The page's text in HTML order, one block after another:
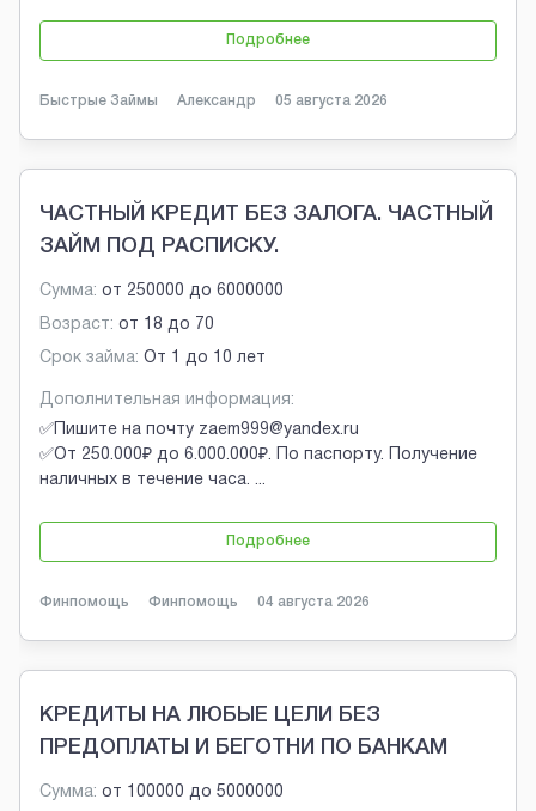
Подробнее
Быстрые Займы Александр 05 августа 2026
ЧАСТНЫЙ КРЕДИТ БЕЗ ЗАЛОГА. ЧАСТНЫЙ
ЗАЙМ ПОД РАСПИСКУ.
Сумма: от 250000 до 6000000
Возраст: от 18 до 70
Срок займа: От 1 до 10 лет
Дополнительная информация:
✅Пишите на почту zaem999@yandex.ru
✅От 250.000₽ до 6.000.000₽. По паспорту. Получение
наличных в течение часа. ...
Подробнее
Финпомощь Финпомощь 04 августа 2026
КРЕДИТЫ НА ЛЮБЫЕ ЦЕЛИ БЕЗ
ПРЕДОПЛАТЫ И БЕГОТНИ ПО БАНКАМ
Сумма: от 100000 до 5000000